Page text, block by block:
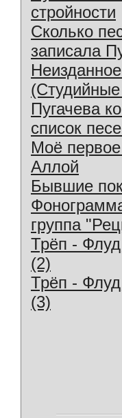
стройности
Сколько
записала
Пугачева
список
Моё
Аллой
Бывшие
группа
Трёп -
(2)
Трёп -
(3)